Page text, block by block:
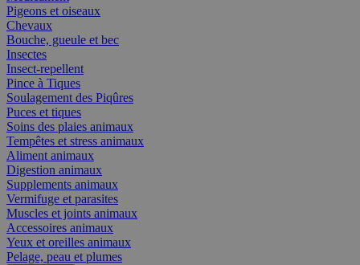
Pigeons et oiseaux
Chevaux
Bouche, gueule et bec
Insectes
Insect-repellent
Pince à Tiques
Soulagement des Piqûres
Puces et tiques
Soins des plaies animaux
Tempêtes et stress animaux
Aliment animaux
Digestion animaux
Supplements animaux
Vermifuge et parasites
Muscles et joints animaux
Accessoires animaux
Yeux et oreilles animaux
Pelage, peau et plumes